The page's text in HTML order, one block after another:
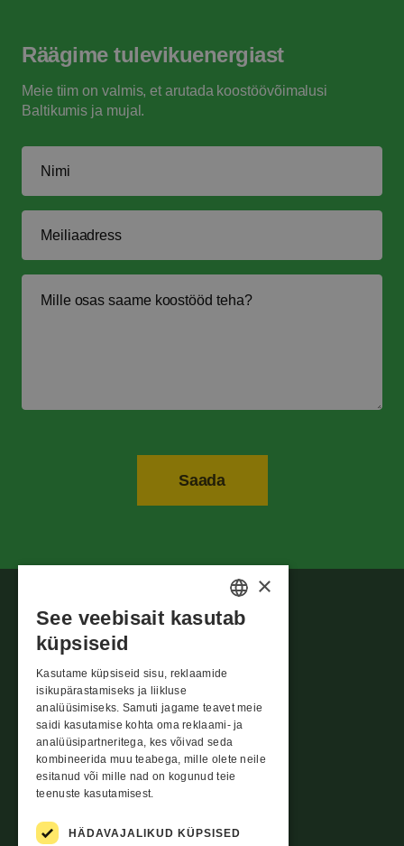
Räägimetulevikuenergiast
Meie tiim on valmis, et arutada koostöövõimalusi
Baltikumis ja mujal.
Rikkumisest teatamise vorm
Rotermanni 8,
Tallinn 10111
Harjumaa
info@evecon.ee
ESTONIAN
LITHUANIAN
×
See veebisait kasutab
küpsiseid
Kasutame küpsiseid sisu, reklaamide
isikupärastamiseks ja liikluse
analüüsimiseks. Samuti jagame teavet meie
saidi kasutamise kohta oma reklaami- ja
analüüsipartneritega, kes võivad seda
kombineerida muu teabega, mille olete neile
esitanud või mille nad on kogunud teie
teenuste kasutamisest.
HÄDAVAJALIKUD KÜPSISED